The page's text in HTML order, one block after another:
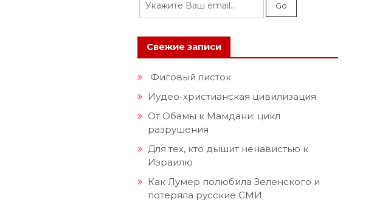
Свежие записи
Фиговый листок
Иудео-христианская цивилизация
От Обамы к Мамдани: цикл
разрушения
Для тех, кто дышит ненавистью к
Израилю
Как Лумер полюбила Зеленского и
потеряла русские СМИ